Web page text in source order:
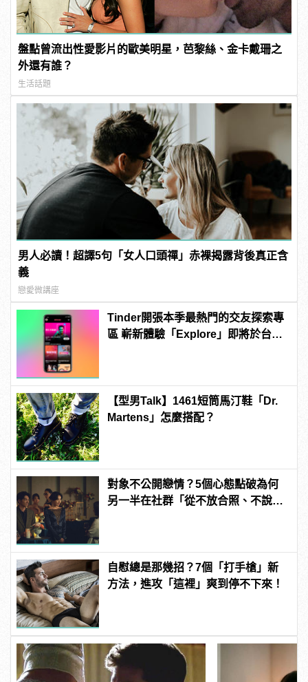
盤點曾流出性愛影片的歐美明星，芭黎絲、金卡戴珊之
外還有誰？
生活話題
男人必讀！超譯5句「女人口頭禪」赤裸揭露背後真正含
義
戀愛微講座
Tinder開張本季最熱門的交友探索專
區 嶄新體驗「Explore」即將於台灣
【型男Talk】1461短筒馬汀鞋「Dr.
Martens」怎麼搭配？
對象不公開戀情？5個心態點破為何
另一半在社群「從不放合照、不說穩
自慰總是那幾招？7個「打手槍」新
方法，進攻「這裡」爽到停不下來！